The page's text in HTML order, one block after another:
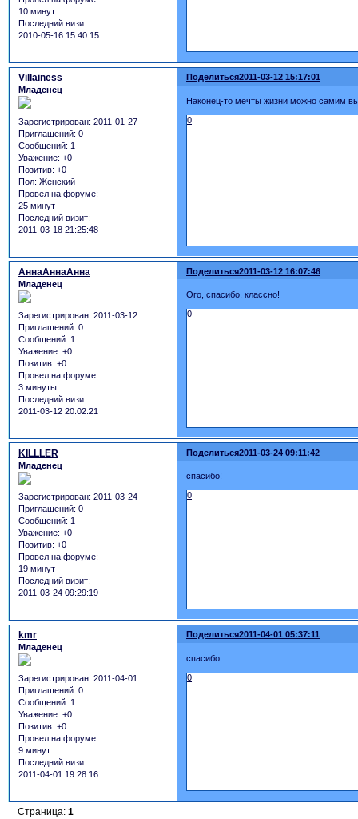
10 минут
Последний визит:
2010-05-16 15:40:15
Поделиться2011-03-12 15:17:01
Villainess
Младенец
Зарегистрирован: 2011-01-27
Приглашений: 0
Сообщений: 1
Уважение: +0
Позитив: +0
Пол: Женский
Провел на форуме:
25 минут
Последний визит:
2011-03-18 21:25:48
Наконец-то мечты жизни можно самим
0
Поделиться2011-03-12 16:07:46
АннаАннаАнна
Младенец
Зарегистрирован: 2011-03-12
Приглашений: 0
Сообщений: 1
Уважение: +0
Позитив: +0
Провел на форуме:
3 минуты
Последний визит:
2011-03-12 20:02:21
Ого, спасибо, классно!
0
Поделиться2011-03-24 09:11:42
KILLLER
Младенец
Зарегистрирован: 2011-03-24
Приглашений: 0
Сообщений: 1
Уважение: +0
Позитив: +0
Провел на форуме:
19 минут
Последний визит:
2011-03-24 09:29:19
спасибо!
0
Поделиться2011-04-01 05:37:11
kmr
Младенец
Зарегистрирован: 2011-04-01
Приглашений: 0
Сообщений: 1
Уважение: +0
Позитив: +0
Провел на форуме:
9 минут
Последний визит:
2011-04-01 19:28:16
спасибо.
0
Страница:1